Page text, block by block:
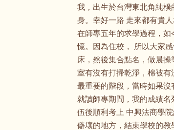
我，出生於台灣東北角純
身。幸好一路 走來都有貴
在師專五年的求學過程，
憶。因為住校， 所以大家
床，然後集合點名，做晨
室有沒有打掃乾淨，棉被
最重要的階段，當時如果沒
就讀師專期間，我的成績
伍後順利考上 中興法商學
僻壤的地方，結束學校的